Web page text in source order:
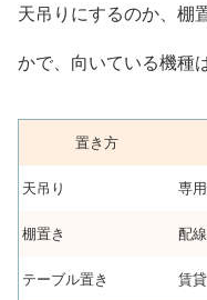
天吊りにするのか、棚
かで、向いている機種
置き方
天吊り 専
棚置き 配
テーブル置き 賃